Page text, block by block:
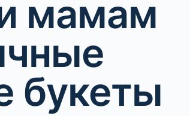
мамам
букеты